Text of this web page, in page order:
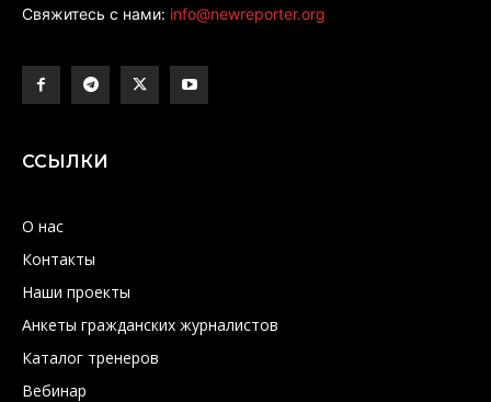
Свяжитесь с нами: info@newreporter.org
ССЫЛКИ
О нас
Контакты
Наши проекты
Анкеты гражданских журналистов
Каталог тренеров
Вебинар